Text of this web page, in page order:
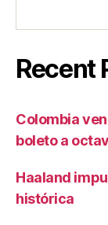
Recent
Colombia
boleto a
Haaland
histórica